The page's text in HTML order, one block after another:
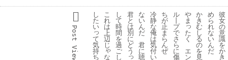
彼
女
の
意
識
を
か
き
め
ら
れ
な
い
ん
だ
か
き
む
し
る
の
を
見
や
ま
っ
た
く
エ
ン
ル
プ
で
さ
ら
に
傷
ち
が
止
ま
ら
ん
ぜ
冷
静
な
俺
は
気
付
い
な
い
ん
だ
君
に
聴
君
と
は
別
に
ど
う
っ
し
て
時
間
を
過
ご
し
こ
れ
は
上
辺
じ
ゃ
な
し
た
い
っ
て
気
持
ち
Post